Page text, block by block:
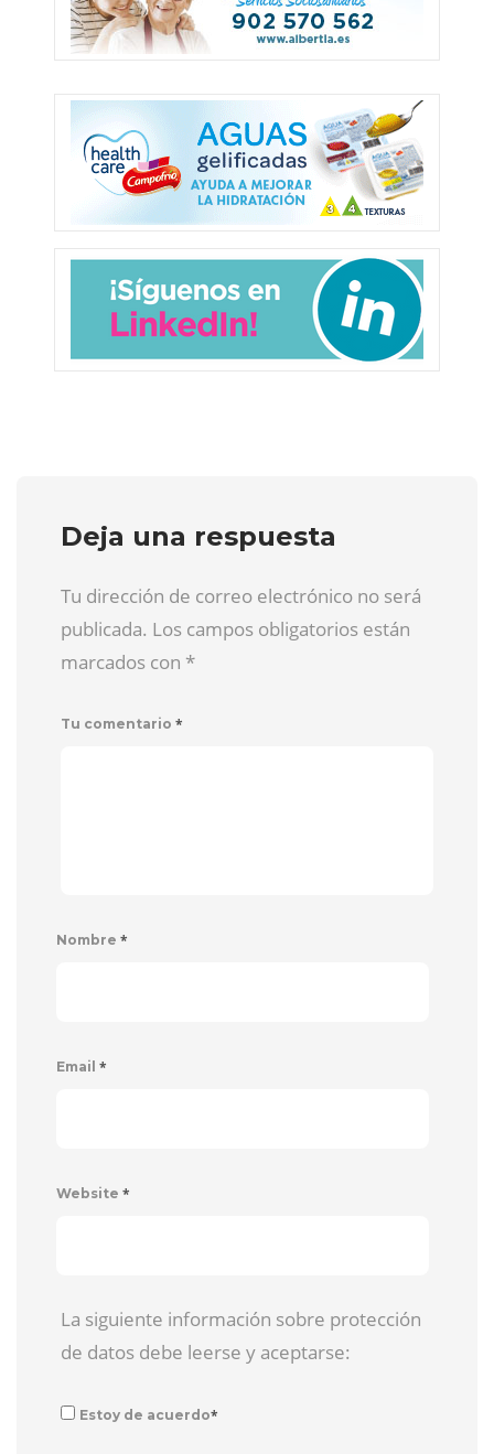
Deja una respuesta
Tu dirección de correo electrónico no será
publicada. Los campos obligatorios están
marcados con *
Tu comentario *
Nombre *
Email *
Website *
La siguiente información sobre protección
de datos debe leerse y aceptarse:
Estoy de acuerdo*